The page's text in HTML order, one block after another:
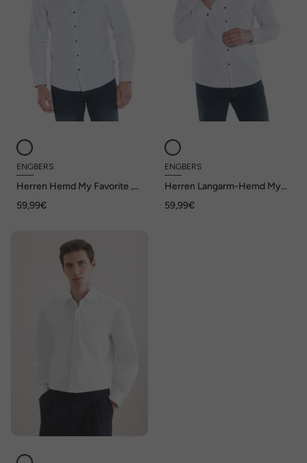
ENGBERS
Herren Hemd My Favorite ,
59,99€
ENGBERS
Herren Langarm-Hemd My
59,99€